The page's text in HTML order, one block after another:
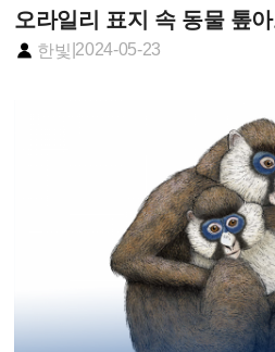
오라일리 표지 속 동물 톺
한빛 2024-05-23